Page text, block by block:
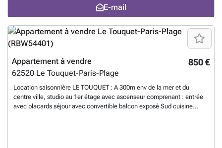
E-mail
850 €
Appartement à vendre
62520 Le Touquet-Paris-Plage
Location saisonnière LE TOUQUET : A 300m env de la mer et du
centre ville, studio au 1er étage avec ascenseur comprenant : entrée
avec placards séjour avec convertible balcon exposé Sud cuisine